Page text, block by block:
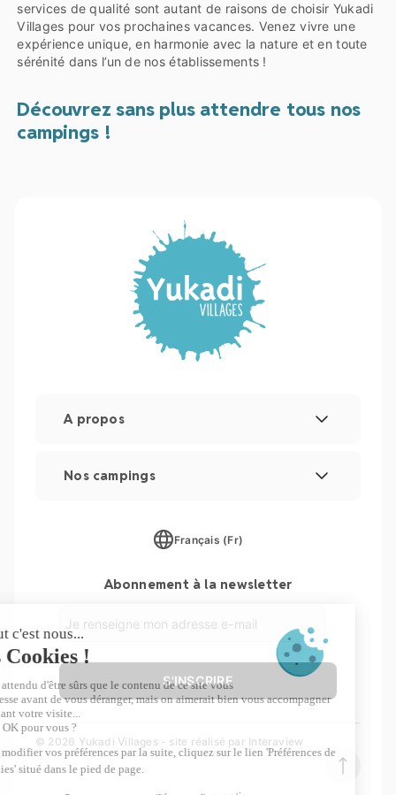
services de qualité sont autant de raisons de choisir Yukadi
Villages pour vos prochaines vacances. Venez vivre une
expérience unique, en harmonie avec la nature et en toute
sérénité dans l’un de nos établissements !
Découvrez sans plus attendre tous nos
campings !
A propos
Nos campings
Parc du Val de Loire
Le Moténo
Le Domaine de Drancourt
Le Logis
Français (Fr)
Abonnement à la newsletter
S'INSCRIRE
© 2026 Yukadi Villages - site réalisé par Interaview